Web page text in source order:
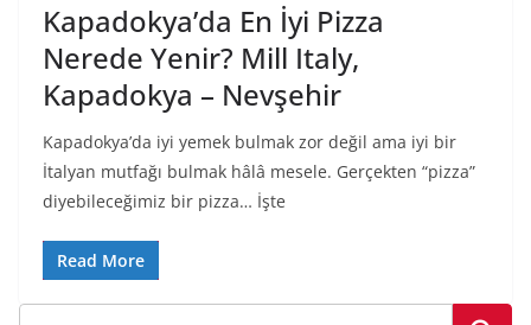
Kapadokya’da En İyi Pizza
Nerede Yenir? Mill Italy,
Kapadokya – Nevşehir
Kapadokya’da iyi yemek bulmak zor değil ama iyi bir
İtalyan mutfağı bulmak hâlâ mesele. Gerçekten “pizza”
diyebileceğimiz bir pizza… İşte
Read More